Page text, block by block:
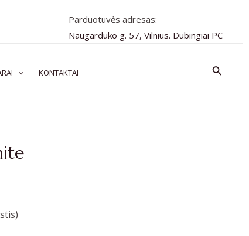
Parduotuvės adresas:
Naugarduko g. 57, Vilnius. Dubingiai PC
KONTAKTAI Paieška